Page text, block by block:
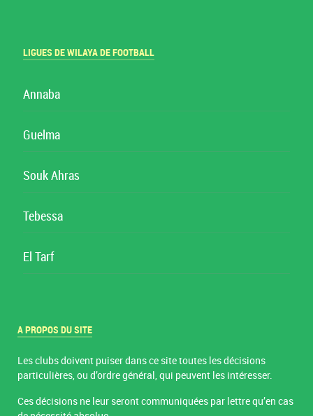
LIGUES DE WILAYA DE FOOTBALL
Annaba
Guelma
Souk Ahras
Tebessa
El Tarf
A PROPOS DU SITE
Les clubs doivent puiser dans ce site toutes les décisions
particulières, ou d’ordre général, qui peuvent les intéresser.
Ces décisions ne leur seront communiquées par lettre qu’en cas